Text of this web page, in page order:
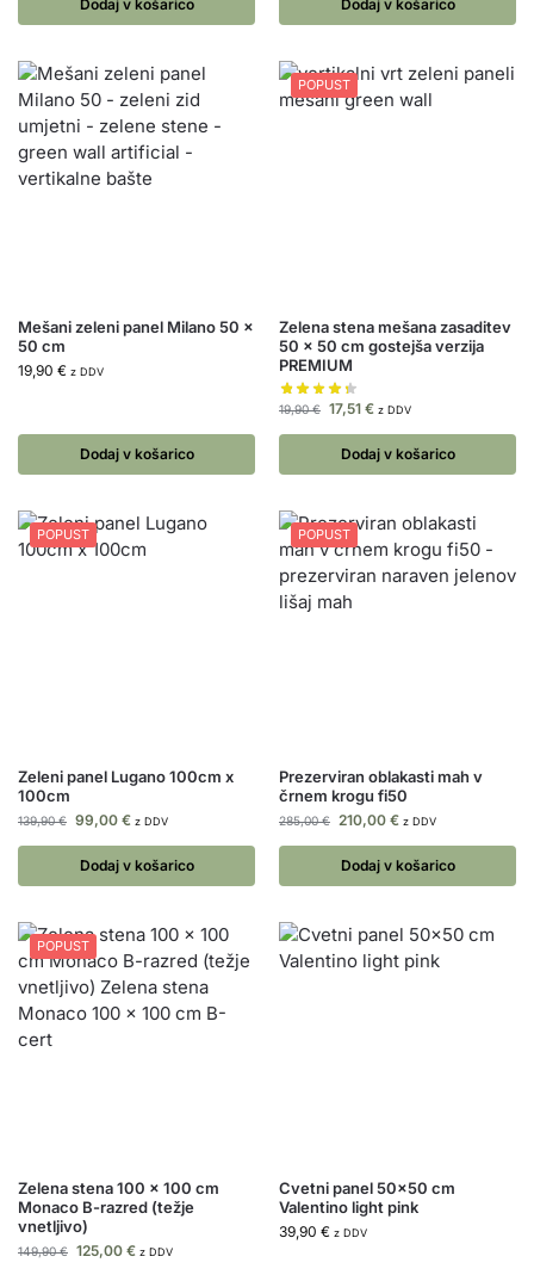
Dodaj v košarico Dodaj v košarico
Mešani zeleni panel Milano 50 x
50 cm
19,90 € z DDV
Dodaj v košarico
POPUST
Zelena stena mešana zasaditev
50 x 50 cm gostejša verzija
PREMIUM
19,90€ 17,51 € z DDV
Dodaj v košarico
POPUST
Zeleni panel Lugano 100cm x
100cm
139,90€ 99,00 € z DDV
Dodaj v košarico
POPUST
Prezerviran oblakasti mah v
črnem krogu fi50
285,00€ 210,00 € z DDV
Dodaj v košarico
POPUST
Zelena stena 100 x 100 cm
Monaco B-razred (težje
vnetljivo)
149,90€ 125,00 € z DDV
Cvetni panel 50×50 cm
Valentino light pink
39,90 € z DDV